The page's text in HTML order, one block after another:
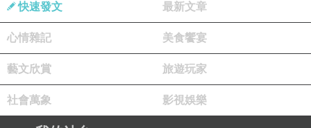
就來臨了？其實工作了四十年也可以擺爛了...應該開始做
一下規劃，不要因為沒工作無所是事而影響正常作息，一
切以養生為要，維持興趣、學習和創作...也許可以學吉
他，彈電子琴，學學小提琴...當然，也可以畫畫，打打
球，跑跑步或去爬爬山。不管怎樣，維持健康是最前提，
快速發文 最新文章
心情雜記 美食饗宴
藝文欣賞 旅遊玩家
社會萬象 影視娛樂